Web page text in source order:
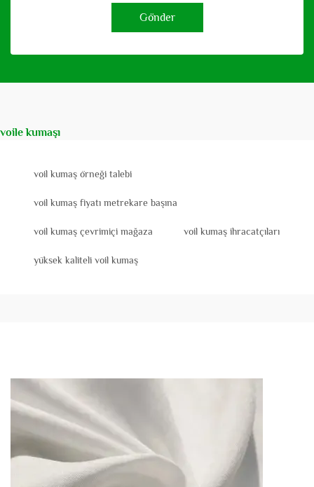
Gönder
voile kumaşı
voil kumaş örneği talebi
voil kumaş fiyatı metrekare başına
voil kumaş çevrimiçi mağaza voil kumaş ihracatçıları
yüksek kaliteli voil kumaş